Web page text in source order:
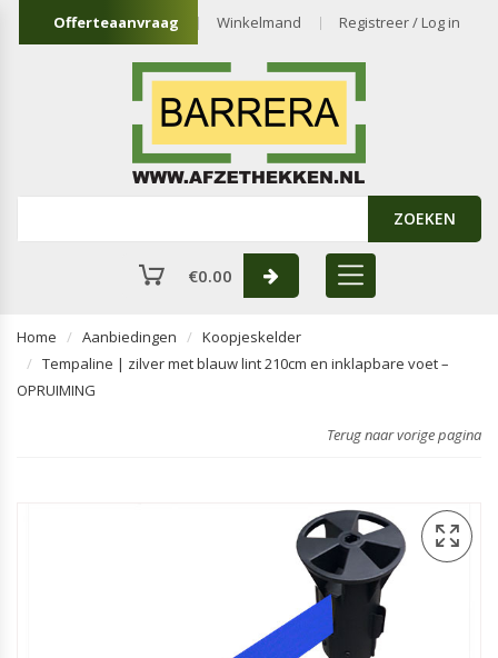
Offerteaanvraag Winkelmand Registreer / Log in
ZOEKEN
€0.00
Home Aanbiedingen
Koopjeskelder
Tempaline | zilver met blauw lint 210cm en inklapbare voet –
OPRUIMING
Terug naar vorige pagina